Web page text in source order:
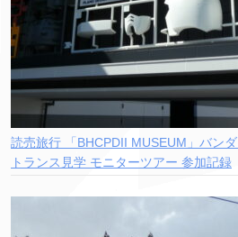
読売旅行 「BHCPDII MUSEUM」バン
トランス見学 モニターツアー 参加記録